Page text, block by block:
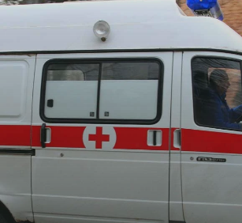
Недвижимость и ЖКХ
Образование
Общество
Погода
Праздники
Происшествия
Экономика и бизнес